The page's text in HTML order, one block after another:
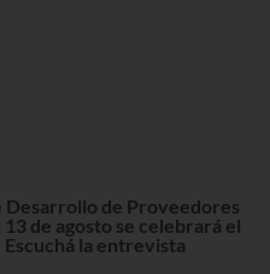
Desarrollo de Proveedores
de agosto se celebrará el
la entrevista